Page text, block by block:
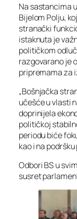
Na sastancima
Bijelom Polju,
stranački
istaknuta je
političkom
razgovarano je
pripremama za
„Bošnjačka
učešće u vlasti
doprinijela
političkoj
periodu biće
kao i na
Odbori BS u
susret